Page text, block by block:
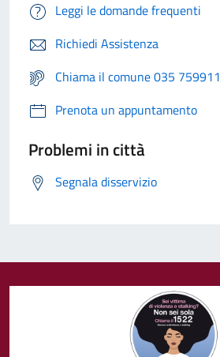
Leggi le domande frequenti
Richiedi Assistenza
Chiama il comune 035 759911
Prenota un appuntamento
Problemi in città
Segnala disservizio